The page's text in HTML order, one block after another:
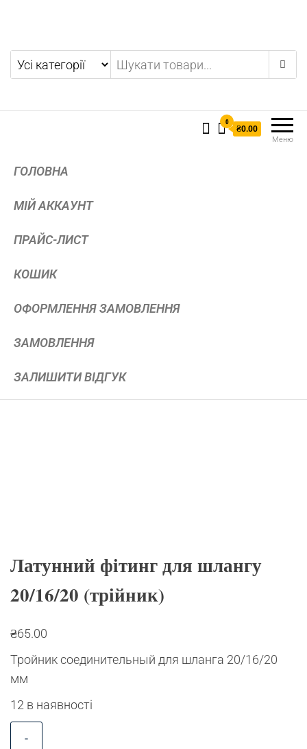
Меню
0
₴0.00
ГОЛОВНА
МІЙ АККАУНТ
ПРАЙС-ЛИСТ
КОШИК
ОФОРМЛЕННЯ ЗАМОВЛЕННЯ
ЗАМОВЛЕННЯ
ЗАЛИШИТИ ВІДГУК
Латунний фітинг для шлангу
20/16/20 (трійник)
₴65.00
Тройник соединительный для шланга 20/16/20
мм
12 в наявності
-